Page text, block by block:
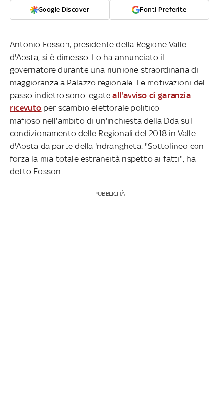
Google Discover Fonti Preferite
Antonio Fosson, presidente della Regione Valle
d'Aosta, si è dimesso. Lo ha annunciato il
governatore durante una riunione straordinaria di
maggioranza a Palazzo regionale. Le motivazioni del
passo indietro sono legateall'avviso di garanzia
ricevuto per scambio elettorale politico
mafioso nell'ambito di un'inchiesta della Dda sul
condizionamento delle Regionali del 2018 in Valle
d'Aosta da parte della 'ndrangheta. "Sottolineo con
forza la mia totale estraneità rispetto ai fatti", ha
detto Fosson.
PUBBLICITÀ